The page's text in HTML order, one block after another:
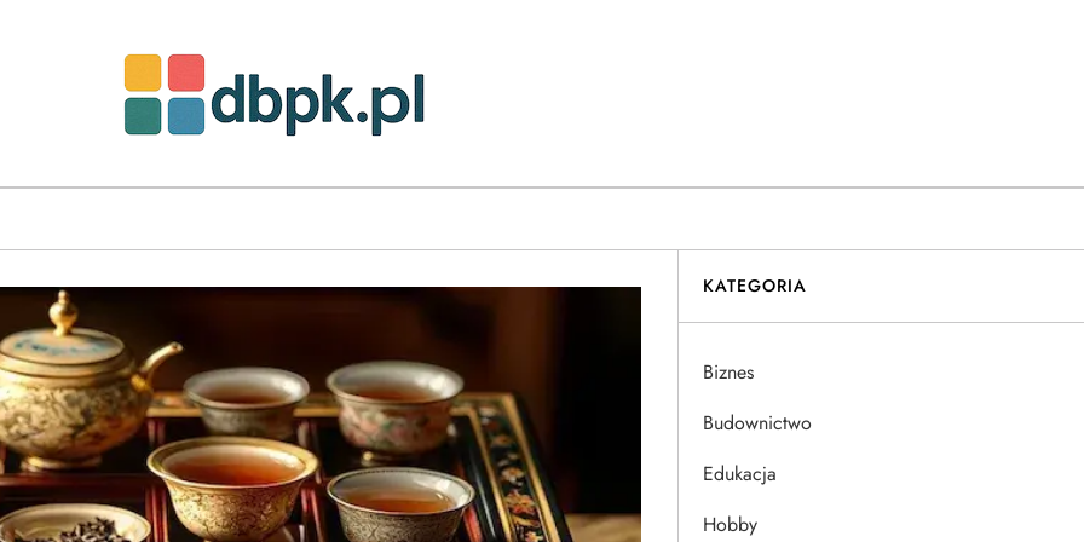
KATEGORIA
Biznes
Budownictwo
Edukacja
Hobby